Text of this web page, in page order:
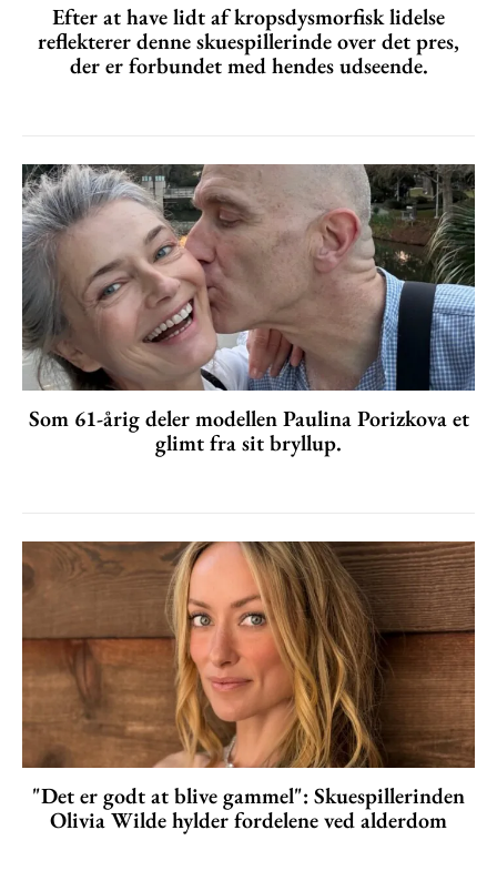
Efter at have lidt af kropsdysmorfisk lidelse
reflekterer denne skuespillerinde over det pres,
der er forbundet med hendes udseende.
Som 61-årig deler modellen Paulina Porizkova et
glimt fra sit bryllup.
"Det er godt at blive gammel": Skuespillerinden
Olivia Wilde hylder fordelene ved alderdom